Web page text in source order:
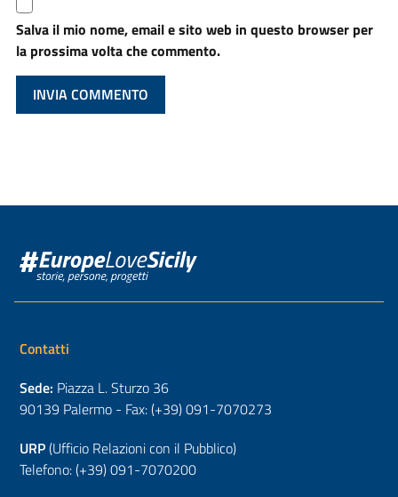
Salva il mio nome, email e sito web in questo browser per
la prossima volta che commento.
Contatti
Sede: Piazza L. Sturzo 36
90139 Palermo - Fax: (+39) 091-7070273
URP(Ufficio Relazioni con il Pubblico)
Telefono: (+39) 091-7070200